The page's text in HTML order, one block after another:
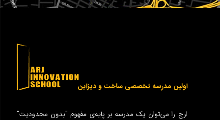
اولین مدرسه تخصصی ساخت و دیزاین
ارج را می‌توان یک مدرسه بر پایه‌ی مفهوم "بدون محدودیت"